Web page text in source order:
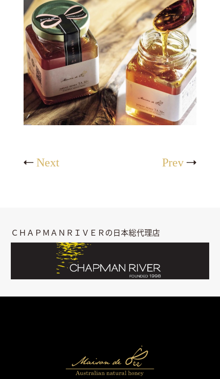
Next Prev
ＣＨＡＰＭＡＮＲＩＶＥＲの日本総代理店